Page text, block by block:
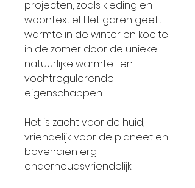
projecten, zoals kleding en
woontextiel. Het garen geeft
warmte in de winter en koelte
in de zomer door de unieke
natuurlijke warmte- en
vochtregulerende
eigenschappen.
Het is zacht voor de huid,
vriendelijk voor de planeet en
bovendien erg
onderhoudsvriendelijk.